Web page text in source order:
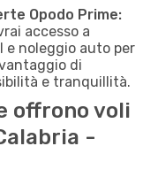
Opodo Prime:
accesso a
e noleggio auto per
di
e tranquillità.
offrono voli
-